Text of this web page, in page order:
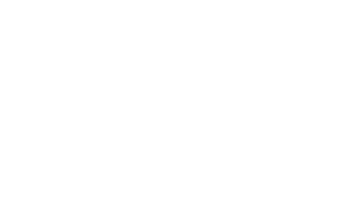
para Eventos Rio de Janeiro
para Empresas Rio Grande do Sul
Rio de Janeiro